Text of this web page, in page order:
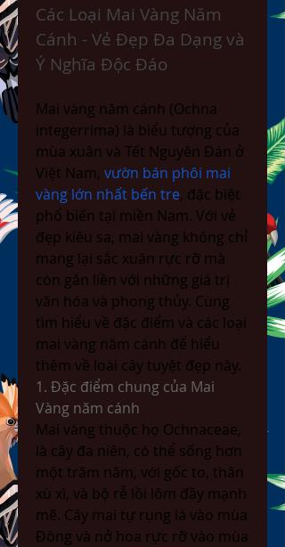
Các Loại Mai Vàng Năm
Cánh - Vẻ Đẹp Đa Dạng và
Ý Nghĩa Độc Đáo
Mai vàng năm cánh (Ochna
integerrima) là biểu tượng của
mùa xuân và Tết Nguyên Đán ở
Việt Nam, vườn bán phôi mai
vàng lớn nhất bến tre, đặc biệt
phổ biến tại miền Nam. Với vẻ
đẹp kiêu sa, mai vàng không chỉ
mang lại sắc xuân rực rỡ mà
còn gắn liền với những giá trị
văn hóa và phong thủy. Cùng
tìm hiểu về đặc điểm và các loại
mai vàng năm cánh để hiểu
thêm về loài cây tuyệt đẹp này.
1. Đặc điểm chung của Mai
Vàng năm cánh
Mai vàng thuộc họ Ochnaceae,
là cây đa niên, có thể sống hơn
một trăm năm, với gốc to, thân
xù xì, và bộ rễ lồi lõm đầy mạnh
mẽ. Cây mai tự rụng lá vào mùa
Đông và nở hoa rực rỡ vào mùa